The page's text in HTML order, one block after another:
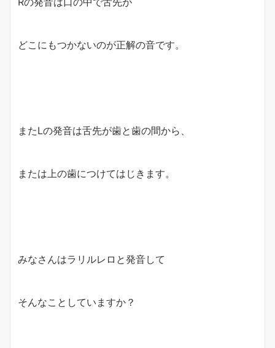
どこにもつかないのが正解の音です。
またLの発音は舌先が歯と歯の間から、
または上の歯につけてはじきます。
みなさんはラリルレロと発音して
そんなことしていますか？